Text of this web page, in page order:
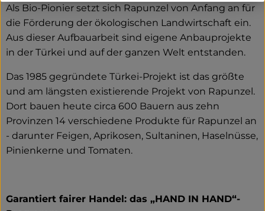
Als Bio-Pionier setzt sich Rapunzel von Anfang an für
die Förderung der ökologischen Landwirtschaft ein.
Aus dieser Aufbauarbeit sind eigene Anbauprojekte
in der Türkei und auf der ganzen Welt entstanden.
Das 1985 gegründete Türkei-Projekt ist das größte
und am längsten existierende Projekt von Rapunzel.
Dort bauen heute circa 600 Bauern aus zehn
Provinzen 14 verschiedene Produkte für Rapunzel an
- darunter Feigen, Aprikosen, Sultaninen, Haselnüsse,
Pinienkerne und Tomaten.
Garantiert fairer Handel: das „HAND IN HAND“-